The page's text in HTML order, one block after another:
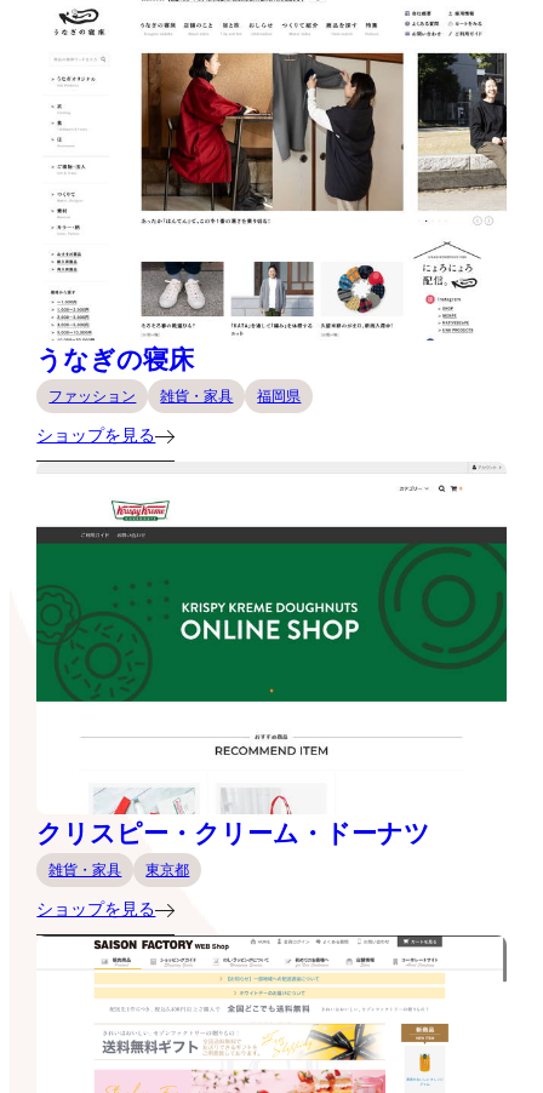
うなぎの寝床
ファッション 雑貨・家具 福岡県
ショップを見る
クリスピー・クリーム・ドーナツ
雑貨・家具 東京都
ショップを見る